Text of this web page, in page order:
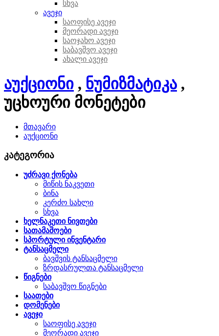
სხვა
ავეჯი
საოფისე ავეჯი
მეორადი ავეჯი
საოჯახო ავეჯი
საბავშვო ავეჯი
ახალი ავეჯი
აუქციონი , ნუმიზმატიკა ,
უცხოური მონეტები
მთავარი
აუქციონი
კატეგორია
უძრავი ქონება
მიწის ნაკვეთი
ბინა
კერძო სახლი
სხვა
ხელნაკეთი ნივთები
სათამაშოები
სპორტული ინვენტარი
ტანსაცმელი
ბავშვის ტანსაცმელი
ზრდასრულთა ტანსაცმელი
წიგნები
საბავშვო წიგნები
საათები
დომენები
ავეჯი
საოფისე ავეჯი
მეორადი ავეჯი